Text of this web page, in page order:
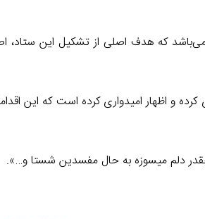
می‌باشد که هدف اصلی از تشکیل این ستاد،
و اظهار امیدواری کرده است که این
چقدر دلم میسوزه به حال مفسدین شستا و…».